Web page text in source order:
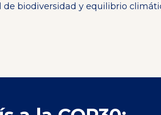
de biodiversidad y equilibrio